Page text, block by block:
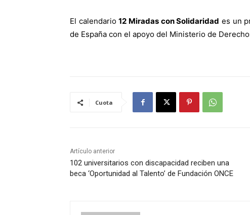
El calendario12 Miradas con Solidaridad es un
de España con el apoyo del Ministerio de
Cuota
Artículo anterior
102 universitarios con discapacidad reciben una
beca ‘Oportunidad al Talento’ de Fundación ONCE